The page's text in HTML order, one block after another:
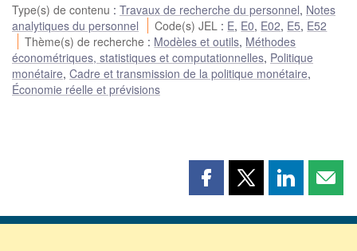
Type(s) de contenu : Travaux de recherche du personnel, Notes
analytiques du personnel
Code(s) JEL : E, E0, E02, E5, E52
Thème(s) de recherche : Modèles et outils, Méthodes
économétriques, statistiques et computationnelles, Politique
monétaire, Cadre et transmission de la politique monétaire,
Économie réelle et prévisions
Partager
page
Partager
page
Partager
page page